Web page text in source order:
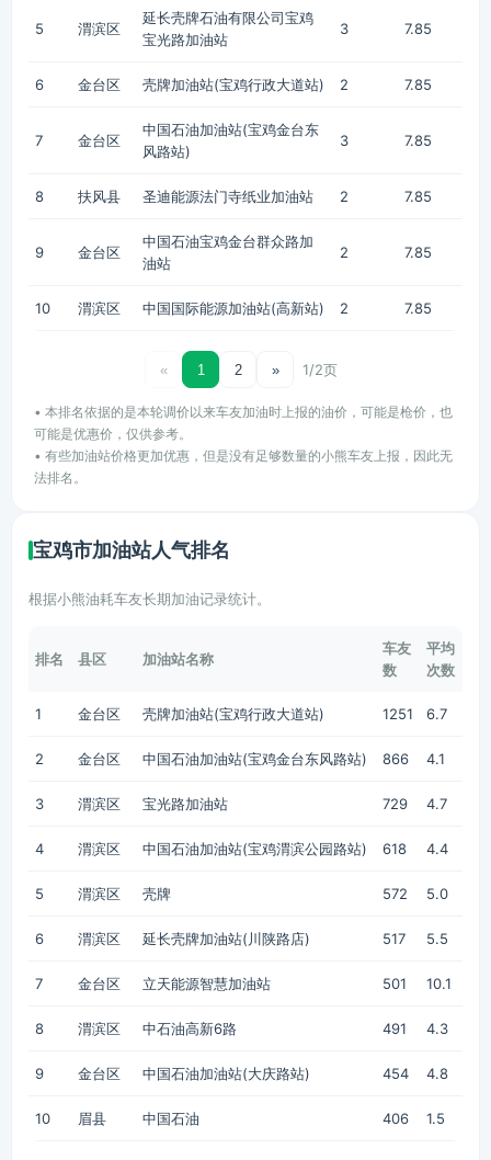
5 渭滨区
延长壳牌石油有限公司宝鸡
宝光路加油站
3 7.85
6 金台区 壳牌加油站(宝鸡行政大道站) 2 7.85
7 金台区
中国石油加油站(宝鸡金台东
风路站)
3 7.85
8 扶风县 圣迪能源法门寺纸业加油站 2 7.85
9 金台区
中国石油宝鸡金台群众路加
油站
2 7.85
10 渭滨区 中国国际能源加油站(高新站) 2 7.85
« 1 2 » 1/2页
• 本排名依据的是本轮调价以来车友加油时上报的油价，可能是枪价，也
可能是优惠价，仅供参考。
• 有些加油站价格更加优惠，但是没有足够数量的小熊车友上报，因此无
法排名。
宝鸡市加油站人气排名
根据小熊油耗车友长期加油记录统计。
排名 县区 加油站名称
车友
数
平均
次数
1 金台区 壳牌加油站(宝鸡行政大道站) 1251 6.7
2 金台区 中国石油加油站(宝鸡金台东风路站) 866 4.1
3 渭滨区 宝光路加油站 729 4.7
4 渭滨区 中国石油加油站(宝鸡渭滨公园路站) 618 4.4
5 渭滨区 壳牌 572 5.0
6 渭滨区 延长壳牌加油站(川陕路店) 517 5.5
7 金台区 立天能源智慧加油站 501 10.1
8 渭滨区 中石油高新6路 491 4.3
9 金台区 中国石油加油站(大庆路站) 454 4.8
10 眉县 中国石油 406 1.5